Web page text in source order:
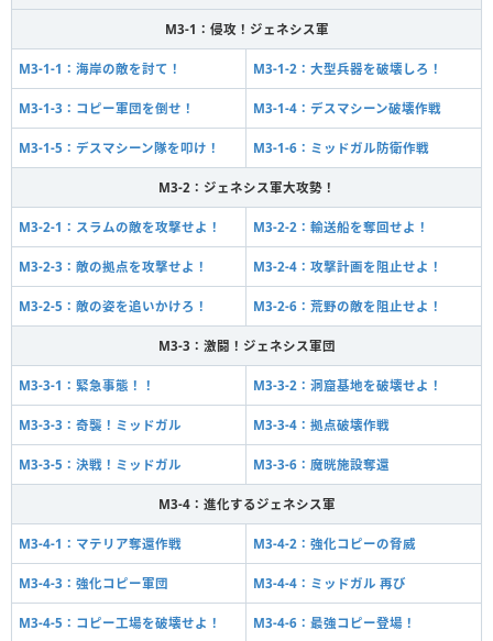
M3-1：侵攻！ジェネシス軍
M3-1-1：海岸の敵を討て！ M3-1-2：大型兵器を破壊しろ！
M3-1-3：コピー軍団を倒せ！ M3-1-4：デスマシーン破壊作戦
M3-1-5：デスマシーン隊を叩け！ M3-1-6：ミッドガル防衛作戦
M3-2：ジェネシス軍大攻勢！
M3-2-1：スラムの敵を攻撃せよ！ M3-2-2：輸送船を奪回せよ！
M3-2-3：敵の拠点を攻撃せよ！ M3-2-4：攻撃計画を阻止せよ！
M3-2-5：敵の姿を追いかけろ！ M3-2-6：荒野の敵を阻止せよ！
M3-3：激闘！ジェネシス軍団
M3-3-1：緊急事態！！ M3-3-2：洞窟基地を破壊せよ！
M3-3-3：奇襲！ミッドガル M3-3-4：拠点破壊作戦
M3-3-5：決戦！ミッドガル M3-3-6：魔晄施設奪還
M3-4：進化するジェネシス軍
M3-4-1：マテリア奪還作戦 M3-4-2：強化コピーの脅威
M3-4-3：強化コピー軍団 M3-4-4：ミッドガル 再び
M3-4-5：コピー工場を破壊せよ！ M3-4-6：最強コピー登場！